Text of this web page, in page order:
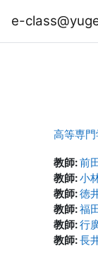
e-
高等専
教師:前
教師:小
教師:徳
教師:福
教師:行
教師:長